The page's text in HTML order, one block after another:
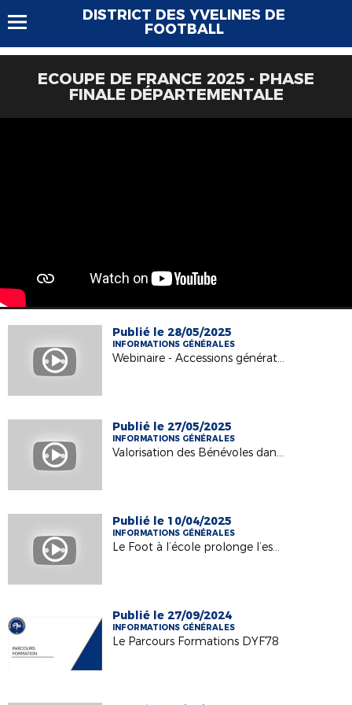
DISTRICT DES YVELINES DE
FOOTBALL
ECOUPE DE FRANCE 2025 - PHASE
FINALE DÉPARTEMENTALE
Publié le 28/05/2025
INFORMATIONS GÉNÉRALES
Webinaire - Accessions générationnelles
Publié le 27/05/2025
INFORMATIONS GÉNÉRALES
Valorisation des Bénévoles dans le Football - le Film ! Saison 2024/2025
Publié le 10/04/2025
INFORMATIONS GÉNÉRALES
Le Foot à l’école prolonge l’esprit olympique !
Publié le 27/09/2024
INFORMATIONS GÉNÉRALES
Le Parcours Formations DYF78